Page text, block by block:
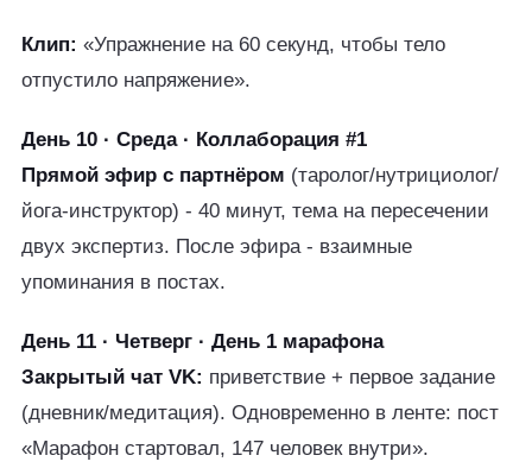
Клип: «Упражнение на 60 секунд, чтобы тело
отпустило напряжение».
День 10 · Среда · Коллаборация #1
Прямой эфир с партнёром (таролог/нутрициолог/
йога-инструктор) - 40 минут, тема на пересечении
двух экспертиз. После эфира - взаимные
упоминания в постах.
День 11 · Четверг · День 1 марафона
Закрытый чат VK: приветствие + первое задание
(дневник/медитация). Одновременно в ленте: пост
«Марафон стартовал, 147 человек внутри».